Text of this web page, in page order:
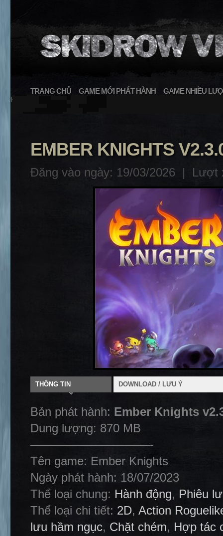
TRANG CHỦ GAME MỚI PHÁT HÀNH GAME NHIỀU
}
EMBER KNIGHTS
Đăng vào ngày: 19/03/2026 | Lượt
THÔNG TIN DOWNLOAD / LƯU Ý
Bản phát hành: Ember Knights
Dung lượng: 870 MB
——————————-
Tên game: Ember Knights
Ngày phát hành: 18/07/2023
Thể loại chung: Hành động, Phiêu
Thể loại chi tiết: 2D, Action
lưu hầm ngục, Chặt chém, Hợp tác